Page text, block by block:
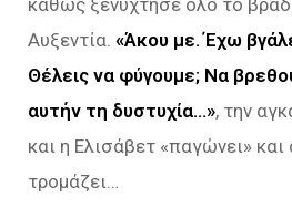
Αυξεντία. «Άκου με. Έχω
Θέλεις να φύγουμε; Να
αυτήν τη δυστυχία…», την
και η Ελισάβετ «παγώνει» και
τρομάζει…